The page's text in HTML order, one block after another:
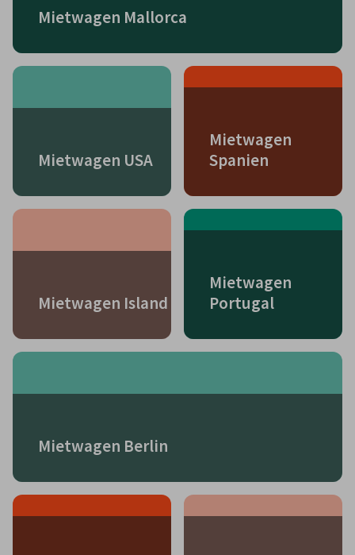
Mietwagen Mallorca
Mietwagen USA
Mietwagen
Spanien
Mietwagen Island
Mietwagen
Portugal
Mietwagen Berlin